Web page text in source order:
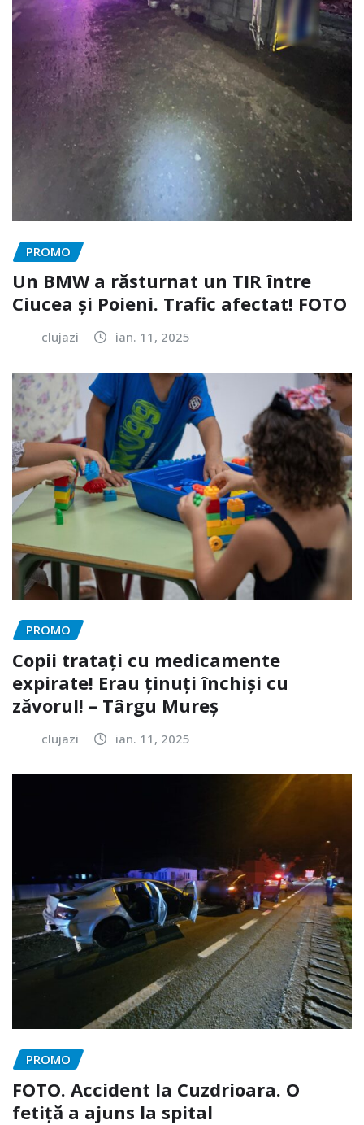
PROMO
Un BMW a răsturnat un TIR între
Ciucea și Poieni. Trafic afectat! FOTO
clujazi ian. 11, 2025
PROMO
Copii tratați cu medicamente
expirate! Erau ținuți închiși cu
zăvorul! – Târgu Mureș
clujazi ian. 11, 2025
PROMO
FOTO. Accident la Cuzdrioara. O
fetiță a ajuns la spital